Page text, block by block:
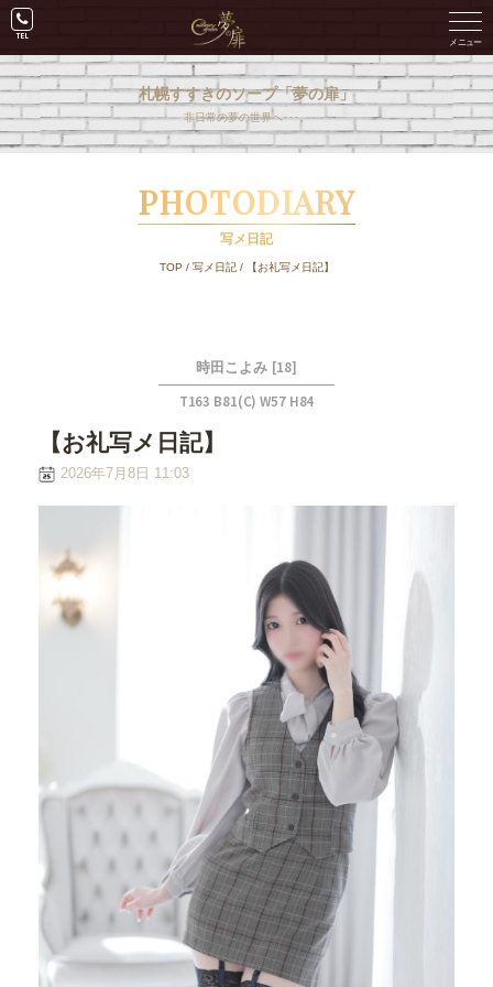
札幌すすきのソープ「夢の扉」
非日常の夢の世界へ･･･。
PHOTODIARY
写メ日記
TOP / 写メ日記/ 【お礼写メ日記】
時田こよみ [18]
T163 B81(C) W57 H84
【お礼写メ日記】
2026年7月8日 11:03